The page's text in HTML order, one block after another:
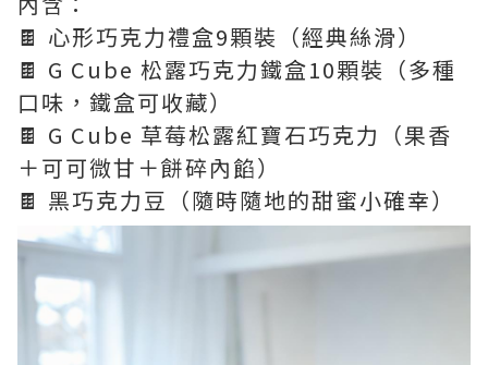
🍫 心形巧克力禮盒9顆裝（經典絲滑）
🍫 G Cube 松露巧克力鐵盒10顆裝（多種
口味，鐵盒可收藏）
🍫 G Cube 草莓松露紅寶石巧克力（果香
＋可可微甘＋餅碎內餡）
🍫 黑巧克力豆（隨時隨地的甜蜜小確幸）